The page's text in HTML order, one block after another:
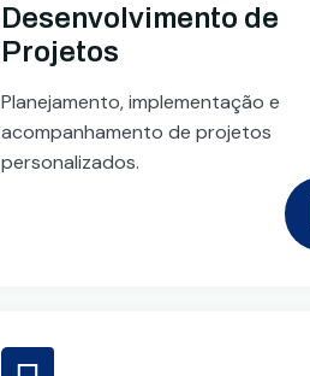
Desenvolvimento de
Projetos
Planejamento, implementação e
acompanhamento de projetos
personalizados.